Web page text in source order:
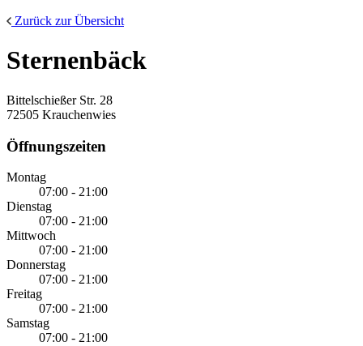
Zurück zur Übersicht
Sternenbäck
Bittelschießer Str. 28
72505 Krauchenwies
Öffnungszeiten
Montag
07:00 - 21:00
Dienstag
07:00 - 21:00
Mittwoch
07:00 - 21:00
Donnerstag
07:00 - 21:00
Freitag
07:00 - 21:00
Samstag
07:00 - 21:00